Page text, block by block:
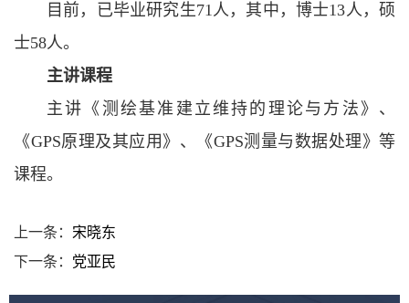
目前，已毕业研究生71人，其中，博士13人，硕
士58人。
主讲课程
主讲《测绘基准建立维持的理论与方法》、
《GPS原理及其应用》、《GPS测量与数据处理》等
课程。
上一条： 宋晓东
下一条： 党亚民